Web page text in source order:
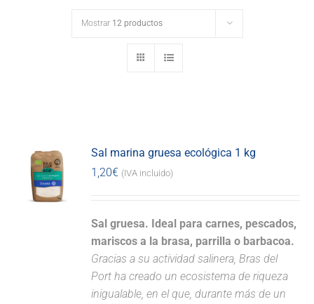
Mostrar 12 productos
Sal marina gruesa ecológica 1 kg
1,20€ (IVA incluido)
Sal gruesa. Ideal para carnes, pescados,
mariscos a la brasa, parrilla o barbacoa.
Gracias a su actividad salinera, Bras del
Port ha creado un ecosistema de riqueza
inigualable, en el que, durante más de un